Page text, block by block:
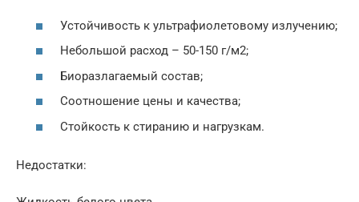
Устойчивость к ультрафиолетовому излучению;
Небольшой расход – 50-150 г/м2;
Биоразлагаемый состав;
Соотношение цены и качества;
Стойкость к стиранию и нагрузкам.
Недостатки: